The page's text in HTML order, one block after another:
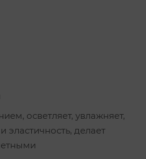
осветляет, увлажняет,
эластичность, делает